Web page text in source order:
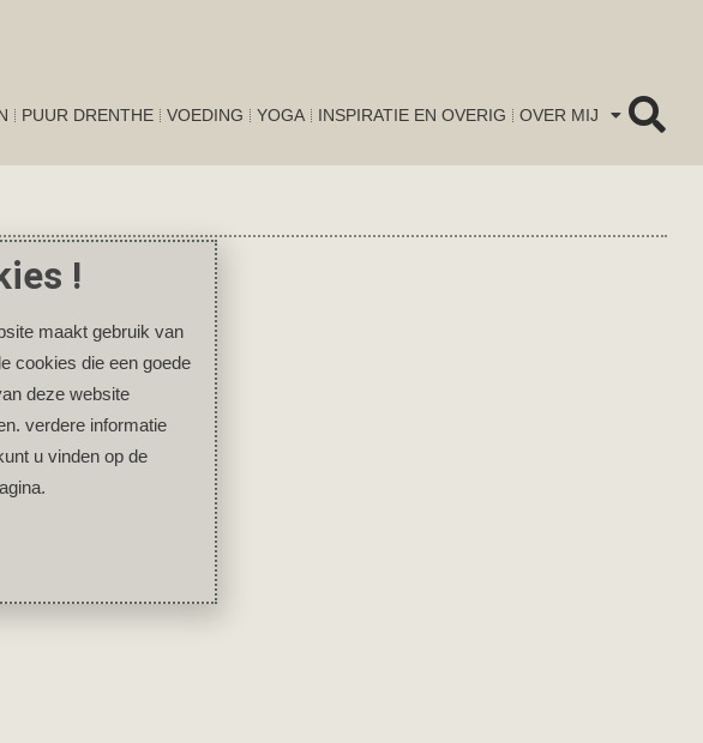
PUUR DRENTHE VOEDING YOGA INSPIRATIE EN OVERIG OVER MIJ
!
maakt gebruik van
cookies die een goede
deze website
verdere informatie
u vinden op de